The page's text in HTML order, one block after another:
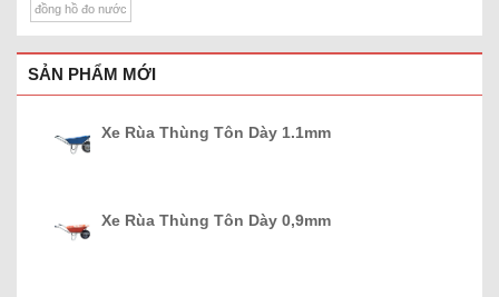
đồng hồ đo nước
SẢN PHẨM MỚI
Xe Rùa Thùng Tôn Dày 1.1mm
Xe Rùa Thùng Tôn Dày 0,9mm